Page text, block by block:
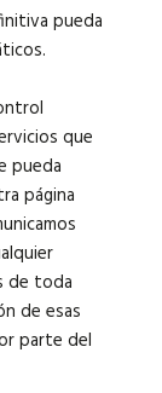
pueda
que
pueda
página
de toda
de esas
parte del